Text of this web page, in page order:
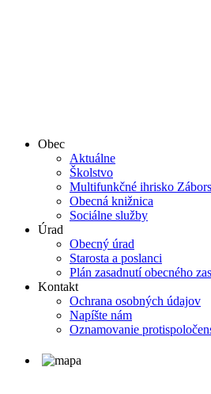
Obec
Aktuálne
Školstvo
Multifunkčné ihrisko
Obecná knižnica
Sociálne služby
Úrad
Obecný úrad
Starosta a poslanci
Plán zasadnutí obecného
Kontakt
Ochrana osobných údajov
Napíšte nám
Oznamovanie